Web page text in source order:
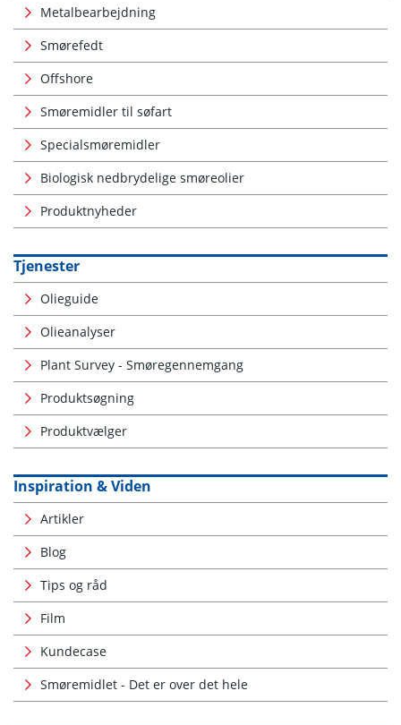
Metalbearbejdning
Smørefedt
Offshore
Smøremidler til søfart
Specialsmøremidler
Biologisk nedbrydelige smøreolier
Produktnyheder
Tjenester
Olieguide
Olieanalyser
Plant Survey - Smøregennemgang
Produktsøgning
Produktvælger
Inspiration & Viden
Artikler
Blog
Tips og råd
Film
Kundecase
Smøremidlet - Det er over det hele